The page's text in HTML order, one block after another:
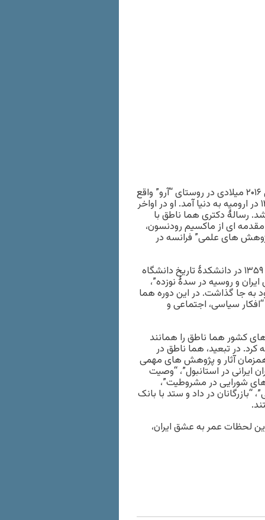
هما ناطق، مورخ ایرانی، در نخستین ساعات بامداد اول ژانویه سال ۲۰۱۶ میلادی در روستای “آرو” واقع
در مرکز فرانسه در سن ۸۱ سالگی درگذشت. هما ناطق در سال ۱۳۱۳ در ارومیه به دنیا آمد. او در اواخر
شد. رسالۀ دکتری هما ناطق با
مدرن و سید جمال الدین اسدآبادی” در سال ۱۹۶۹ با مقدمه ای از ماکسیم رودنسون،
های علمی” فرانسه در
ناطق پس از پایان تحصیل به ایران بازگشت و از سال ۱۳۴۸ تا سال ۱۳۵۹ در دانشکدۀ تاریخ دانشگاه
و روسیه در سدۀ نوزده”،
به جا گذاشت. در این دوره هما
سیاسی، اجتماعی و
کشور هما ناطق را همانند
کرد. در تبعید، هما ناطق در
آثار و پژوهش های مهمی
ایرانی در استانبول”، “وصیت
های شورایی در مشروطیت”،
“بازرگانان در داد و ستد با بانک
لحظات عمر به عشق ایران،